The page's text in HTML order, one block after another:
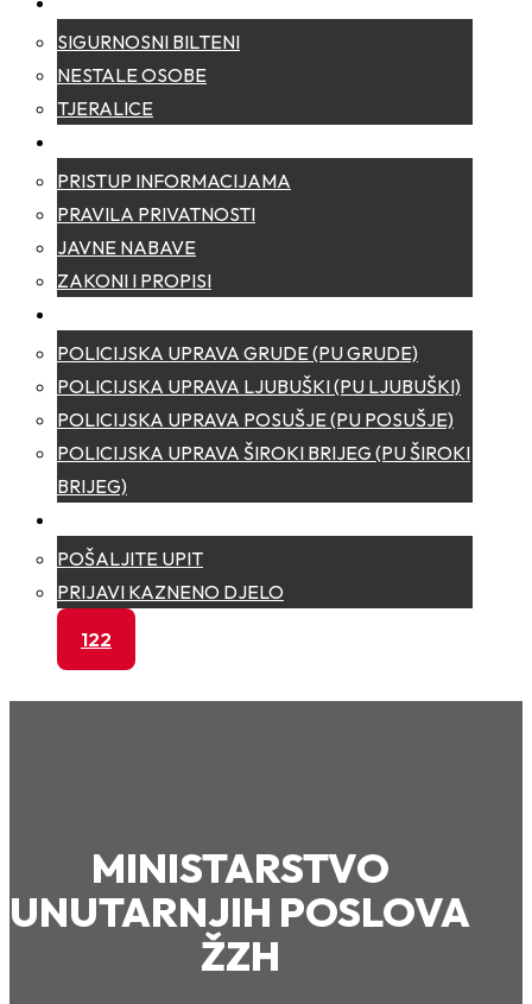
SIGURNOSNI BILTENI
NESTALE OSOBE
TJERALICE
PRISTUP INFORMACIJAMA
PRAVILA PRIVATNOSTI
JAVNE NABAVE
ZAKONI I PROPISI
POLICIJSKA UPRAVA GRUDE (PU GRUDE)
POLICIJSKA UPRAVA LJUBUŠKI (PU LJUBUŠKI)
POLICIJSKA UPRAVA POSUŠJE (PU POSUŠJE)
POLICIJSKA UPRAVA ŠIROKI BRIJEG (PU ŠIROKI
BRIJEG)
POŠALJITE UPIT
PRIJAVI KAZNENO DJELO
122
MINISTARSTVO
UNUTARNJIH POSLOVA
ŽZH